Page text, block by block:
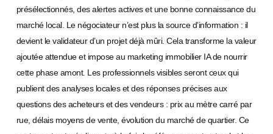
présélectionnés, des alertes actives et une bonne connaissance du
marché local. Le négociateur n’est plus la source d’information : il
devient le validateur d’un projet déjà mûri. Cela transforme la valeur
ajoutée attendue et impose au marketing immobilier IA de nourrir
cette phase amont. Les professionnels visibles seront ceux qui
publient des analyses locales et des réponses précises aux
questions des acheteurs et des vendeurs : prix au mètre carré par
rue, délais moyens de vente, évolution du marché de quartier. Ce